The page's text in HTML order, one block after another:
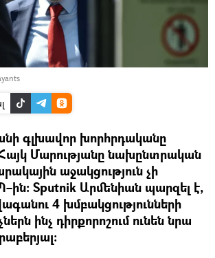
գլխավոր խորհրդականը
Հայկ Մարությանը նախընտրական
աջակցություն չի
Sputnik Արմենիան պարզել է,
4 խմբակցությունների
ինչ դիրքորոշում ունեն նրա